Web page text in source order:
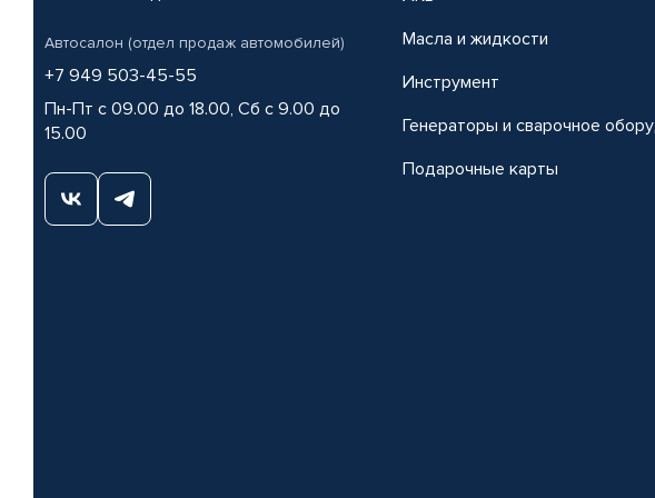
Автосалон (отдел продаж автомобилей)
+7 949 503-45-55
Пн-Пт с 09.00 до 18.00, Сб с 9.00 до
15.00
Масла и жидкости
Инструмент
Генераторы и сварочное
Подарочные карты